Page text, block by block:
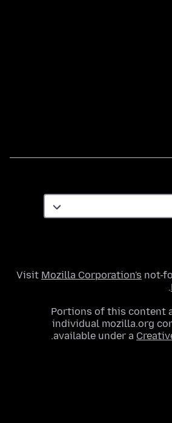
Visit Mozilla Corporation's not-
.
Portions of this content
individual mozilla.org
available under a
.